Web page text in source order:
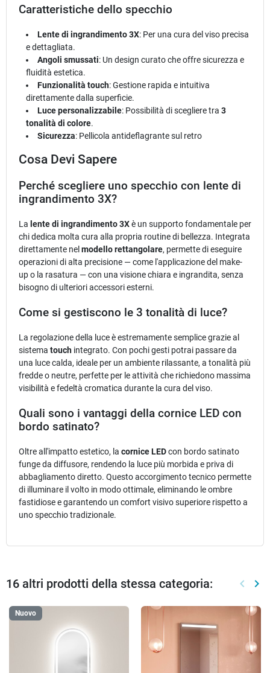
Caratteristiche dello specchio
Lente di ingrandimento 3X: Per una cura del viso precisa
e dettagliata.
Angoli smussati: Un design curato che offre sicurezza e
fluidità estetica.
Funzionalità touch: Gestione rapida e intuitiva
direttamente dalla superficie.
Luce personalizzabile: Possibilità di scegliere tra3
tonalità di colore.
Sicurezza: Pellicola antideflagrante sul retro
Cosa Devi Sapere
Perché scegliere uno specchio con lente di
ingrandimento 3X?
La lente di ingrandimento 3Xè un supporto fondamentale per
chi dedica molta cura alla propria routine di bellezza. Integrata
direttamente nel modello rettangolare, permette di eseguire
operazioni di alta precisione — come l'applicazione del make-
up o la rasatura — con una visione chiara e ingrandita, senza
bisogno di ulteriori accessori esterni.
Come si gestiscono le 3 tonalità di luce?
La regolazione della luce è estremamente semplice grazie al
sistema touch integrato. Con pochi gesti potrai passare da
una luce calda, ideale per un ambiente rilassante, a tonalità più
fredde o neutre, perfette per le attività che richiedono massima
visibilità e fedeltà cromatica durante la cura del viso.
Quali sono i vantaggi della cornice LED con
bordo satinato?
Oltre all'impatto estetico, la cornice LEDcon bordo satinato
funge da diffusore, rendendo la luce più morbida e priva di
abbagliamento diretto. Questo accorgimento tecnico permette
di illuminare il volto in modo ottimale, eliminando le ombre
fastidiose e garantendo un comfort visivo superiore rispetto a
uno specchio tradizionale.
16 altri prodotti della stessa categoria: keyboard_arrow_left keyboard_arrow_right
Nuovo